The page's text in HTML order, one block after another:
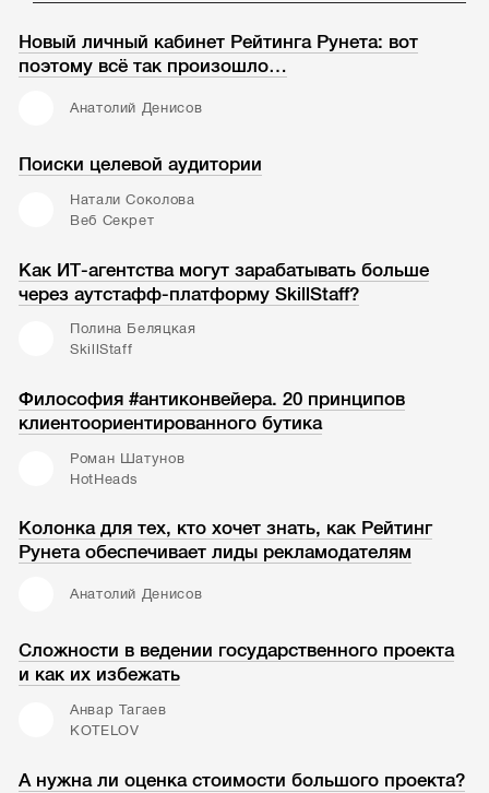
Новый личный кабинет Рейтинга Рунета: вот
поэтому всё так произошло…
Анатолий Денисов
Поиски целевой аудитории
Натали Соколова
Веб Секрет
Как ИТ-агентства могут зарабатывать больше
через аутстафф-платформу SkillStaff?
Полина Беляцкая
SkillStaff
Философия #антиконвейера. 20 принципов
клиентоориентированного бутика
Роман Шатунов
HotHeads
Колонка для тех, кто хочет знать, как Рейтинг
Рунета обеспечивает лиды рекламодателям
Анатолий Денисов
Сложности в ведении государственного проекта
и как их избежать
Анвар Тагаев
KOTELOV
А нужна ли оценка стоимости большого проекта?